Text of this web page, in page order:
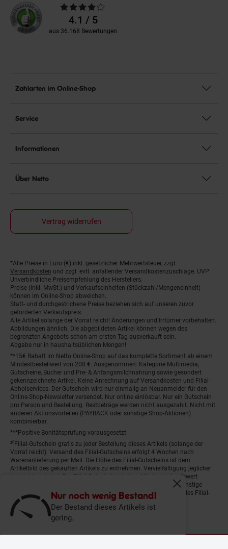
Nur noch wenig Bestand!
Der Bestand dieses Artikels ist
gering.
Fenster
Durchschnittliche
Bewertungen4.1 / 5
aus 36.168 Bewertungen
Zahlarten im Online-Shop
Service
Informationen
Über Netto
Vertrag widerrufen
Fußnoten
*Alle Preise in Euro (€) inkl. gesetzlicher Mehrwertsteuer, zzgl.
Versandkosten und zzgl. evtl. anfallender Versandkostenzuschläge. UVP:
Unverbindliche Preisempfehlung des Herstellers.
Preise (inkl. MwSt.) und Verkaufseinheiten (Stückzahl/Mengeneinheit)
können im Online-Shop abweichen.
Statt- und durchgestrichene Preise beziehen sich auf unseren zuvor
geforderten Verkaufspreis.
Alle Artikel solange der Vorrat reicht! Änderungen und Irrtümer vorbehalten.
Abbildungen ähnlich. Die abgebildeten Artikel können wegen des
begrenzten Angebots schon am ersten Tag ausverkauft sein.
Abgabe nur in haushaltsüblichen Mengen!
**15€ Rabatt im Netto Online-Shop auf das komplette Sortiment ab einem
Mindestbestellwert von 200 €. Ausgenommen: Kategorie Multimedia,
Gutscheine, Bücher und Pre- & Anfangsmilchnahrung sowie gesondert
gekennzeichnete Artikel. Keine Anrechnung auf Versandkosten und Filial-
Abholservices. Der Gutschein wird nur einmalig an Neuanmelder für den
Online-Shop-Newsletter versendet. Nur online einlösbar. Nur ein Gutschein
pro Person und Bestellung. Restbeträge werden nicht ausgezahlt. Nicht mit
anderen Aktionsvorteilen (PAYBACK oder sonstige Shop-Aktionen)
kombinierbar.
***Positive Bonitätsprüfung vorausgesetzt
²⁰Filial-Gutschein gratis zu jeder Bestellung dieses Artikels (solange der
Vorrat reicht). Versand des Filial-Gutscheins erfolgt 4 Wochen nach
Warenanlieferung per Mail. Die Höhe des Filial-Gutscheins ist dem
Artikelbild des gekauften Artikels zu entnehmen. Vervielfältigung jeglicher
Art nicht gestattet. Der Filial-Gutschein ist ohne Mindesteinkaufswert
einlösbar. Nicht mit anderen Aktionsvorteilen (PAYBACK oder sonstige
Shop-Aktionen) kombinierbar. Der jeweilige Gültigkeitszeitraum des Filial-
Gutscheins ist darauf vermerkt.